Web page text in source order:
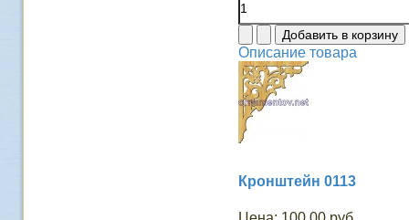
Описание товара
Кронштейн 0113